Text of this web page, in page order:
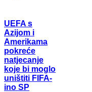
UEFA s
Azijom i
Amerikama
pokreće
natjecanje
koje bi moglo
uništiti FIFA-
ino SP